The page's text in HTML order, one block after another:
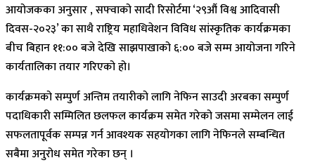
आयोजकका अनुसार , सफ्वाको सादी रिसोर्टमा ‘२९औं विश्व आदिवासी
दिवस-२०२३’ का साथै राष्ट्रिय महाधिवेशन विविध सांस्कृतिक कार्यक्रमका
बीच बिहान ११:०० बजे देखि साझपाखाको ६:०० बजे सम्म आयोजना गरिने
कार्यतालिका तयार गरिएको हो।
कार्यक्रमको सम्पुर्ण अन्तिम तयारीको लागि नेफिन साउदी अरबका सम्पुर्ण
पदाधिकारी सम्मिलित छलफल कार्यक्रम समेत गरेको जसमा सम्मेलन लाई
सफलतापूर्वक सम्पन्न गर्न आवश्यक सहयोगका लागि नेफिनले सम्बन्धित
सबैमा अनुरोध समेत गरेका छन् ।